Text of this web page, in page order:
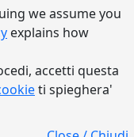
we assume you
explains how
accetti questa
ti spieghera'